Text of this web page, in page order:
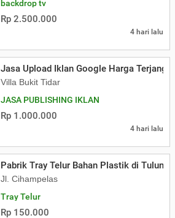
backdrop tv
Rp 2.500.000
4 hari lalu
Jasa Upload Iklan Google Harga
Villa Bukit Tidar
JASA PUBLISHING IKLAN
Rp 1.000.000
4 hari lalu
Pabrik Tray Telur Bahan Plastik di
Jl. Cihampelas
Tray Telur
Rp 150.000